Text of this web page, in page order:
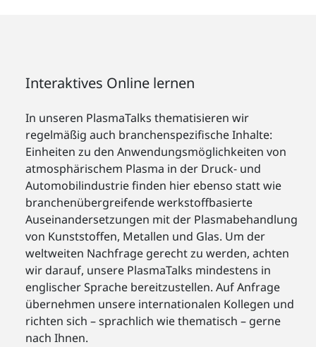
Interaktives Online lernen
In unseren PlasmaTalks thematisieren wir
regelmäßig auch branchenspezifische Inhalte:
Einheiten zu den Anwendungsmöglichkeiten von
atmosphärischem Plasma in der Druck- und
Automobilindustrie finden hier ebenso statt wie
branchenübergreifende werkstoffbasierte
Auseinandersetzungen mit der Plasmabehandlung
von Kunststoffen, Metallen und Glas. Um der
weltweiten Nachfrage gerecht zu werden, achten
wir darauf, unsere PlasmaTalks mindestens in
englischer Sprache bereitzustellen. Auf Anfrage
übernehmen unsere internationalen Kollegen und
richten sich – sprachlich wie thematisch – gerne
nach Ihnen.